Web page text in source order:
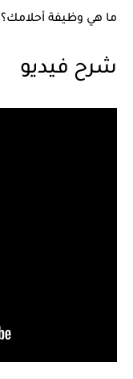
ما هي وظيفة أحلامك؟
شرح فيديو